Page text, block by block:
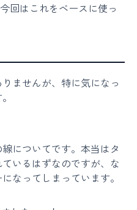
回はこれをベースに使っ
ませんが、特に気になっ
についてです。本当はタ
いるはずなのですが、な
なってしまっています。